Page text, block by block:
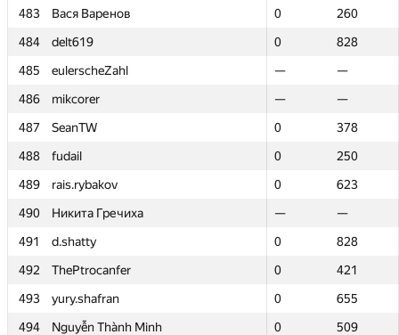
483
Вася Варенов 0
260
484
delt619 0
828
485
eulerscheZahl —
—
486
mikcorer —
—
487
SeanTW 0
378
488
fudail 0
250
489
rais.rybakov 0
623
490
Никита Гречиха —
—
491
d.shatty 0
828
492
ThePtrocanfer 0
421
493
yury.shafran 0
655
494
Nguyễn Thành Minh 0
509
483
Вася Варенов 0
260
484
delt619 0
828
485
eulerscheZahl —
—
486
mikcorer —
—
487
SeanTW 0
378
488
fudail 0
250
489
rais.rybakov 0
623
490
Никита Гречиха —
—
491
d.shatty 0
828
492
ThePtrocanfer 0
421
493
yury.shafran 0
655
494
Nguyễn Thành Minh 0
509